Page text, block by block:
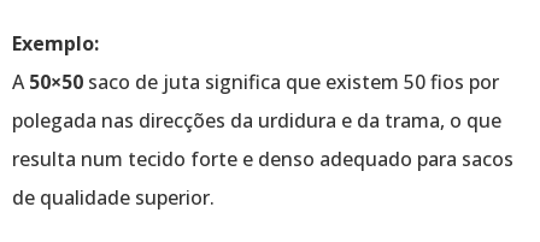
Exemplo:
A50×50 saco de juta significa que existem 50 fios por
polegada nas direcções da urdidura e da trama, o que
resulta num tecido forte e denso adequado para sacos
de qualidade superior.